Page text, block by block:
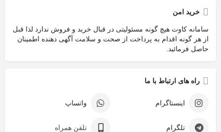
خرید امن
سامانه کاوت هیچ گونه مسئولیتی در قبال خرید و فروش ندارد لذا قبل
از هر گونه اقدام به پرداخت از صحت و سلامت آگهی دهنده اطمینان
حاصل فرمائید.
راه های ارتباط با ما
اینستاگرام واتساپ
تلگرام تلفن همراه